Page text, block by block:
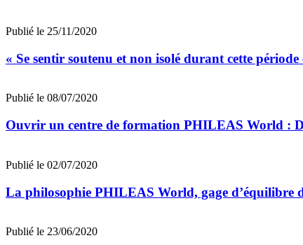
Publié le 25/11/2020
« Se sentir soutenu et non isolé durant cette
Publié le 08/07/2020
Ouvrir un centre de formation PHILEAS World :
Publié le 02/07/2020
La philosophie PHILEAS World, gage d’équilibre
Publié le 23/06/2020